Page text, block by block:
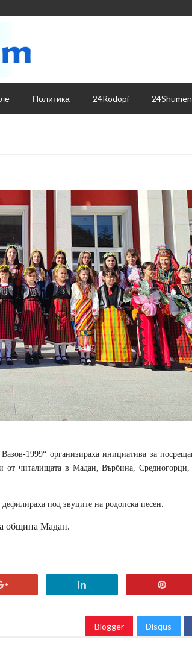
Политика 24Rodopi 24Shumen
1999“ организираха инициатива за
от читалищата в Мадан, Върбина,
под звуците на родопска песен.
община Мадан.
Blogger Disqus